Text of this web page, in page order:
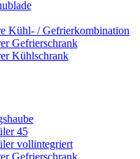
Kühl- / Gefrierkombination
Gefrierschrank
Kühlschrank
45
vollintegriert
Gefrierschrank